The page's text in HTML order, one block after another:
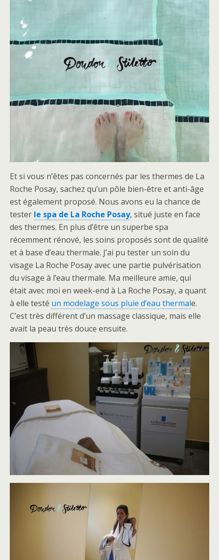
Et si vous n’êtes pas concernés par les thermes de La
Roche Posay, sachez qu’un pôle bien-être et anti-âge
est également proposé. Nous avons eu la chance de
tester le spa de La Roche Posay, situé juste en face
des thermes. En plus d’être un superbe spa
récemment rénové, les soins proposés sont de qualité
et à base d’eau thermale. J’ai pu tester un soin du
visage La Roche Posay avec une partie pulvérisation
du visage à l’eau thermale. Ma meilleure amie, qui
était avec moi en week-end à La Roche Posay, a quant
à elle testé un modelage sous pluie d’eau thermale.
C’est très différent d’un massage classique, mais elle
avait la peau très douce ensuite.